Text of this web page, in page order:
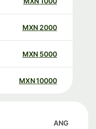
2000
MXN
5000
MXN
10000
MXN
ANG